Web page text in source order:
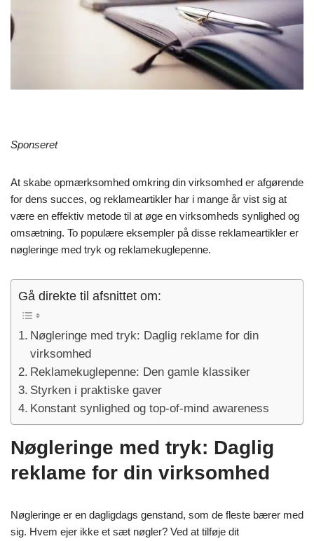
Sponseret
At skabe opmærksomhed omkring din virksomhed er afgørende
for dens succes, og reklameartikler har i mange år vist sig at
være en effektiv metode til at øge en virksomheds synlighed og
omsætning. To populære eksempler på disse reklameartikler er
nøgleringe med tryk og reklamekuglepenne.
Gå direkte til afsnittet om:
Nøgleringe med tryk: Daglig reklame for din
virksomhed
Reklamekuglepenne: Den gamle klassiker
Styrken i praktiske gaver
Konstant synlighed og top-of-mind awareness
Nøgleringe med tryk: Daglig
reklame for din virksomhed
Nøgleringe er en dagligdags genstand, som de fleste bærer med
sig. Hvem ejer ikke et sæt nøgler? Ved at tilføje dit